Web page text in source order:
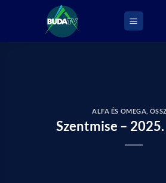
ALFA ÉS OMEGA
Szentmise –